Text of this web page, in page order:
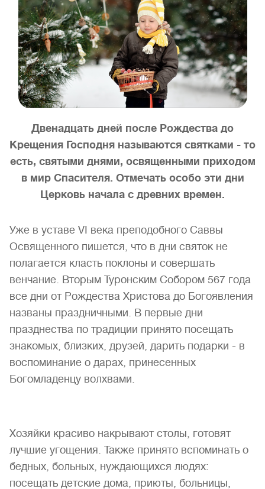
Двенадцать дней после Рождества до
Крещения Господня называются святками - то
есть, святыми днями, освященными приходом
в мир Спасителя. Отмечать особо эти дни
Церковь начала с древних времен.
Уже в уставе VI века преподобного Саввы
Освященного пишется, что в дни святок не
полагается класть поклоны и совершать
венчание. Вторым Туронским Собором 567 года
все дни от Рождества Христова до Богоявления
названы праздничными. В первые дни
празднества по традиции принято посещать
знакомых, близких, друзей, дарить подарки - в
воспоминание о дарах, принесенных
Богомладенцу волхвами.
Хозяйки красиво накрывают столы, готовят
лучшие угощения. Также принято вспоминать о
бедных, больных, нуждающихся людях:
посещать детские дома, приюты, больницы,